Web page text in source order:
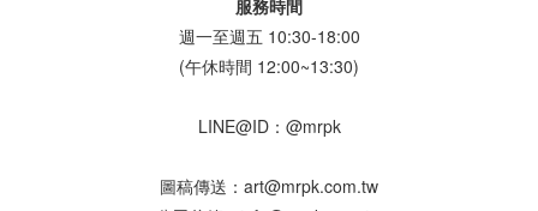
服務時間
週一至週五 10:30-18:00
(午休時間 12:00~13:30)
LINE@ID：@mrpk
圖稿傳送：art@mrpk.com.tw